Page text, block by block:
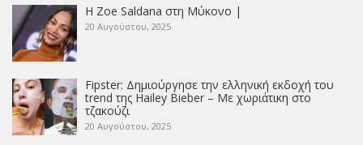
Η Zoe Saldana στη Μύκονο |
20 Αυγούστου, 2025
Fipster: Δημιούργησε την ελληνική εκδοχή του
trend της Hailey Bieber – Με χωριάτικη στο
τζακούζι
20 Αυγούστου, 2025